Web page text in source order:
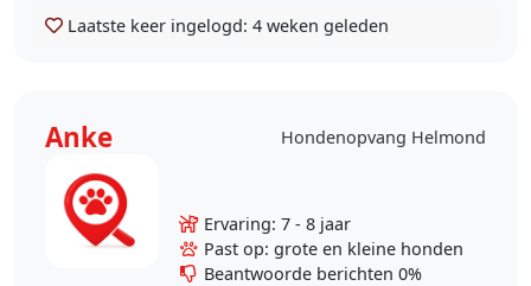
Laatste keer ingelogd: 4 weken geleden
Anke Hondenopvang Helmond
Ervaring: 7 - 8 jaar
Past op: grote en kleine honden
Beantwoorde berichten 0%